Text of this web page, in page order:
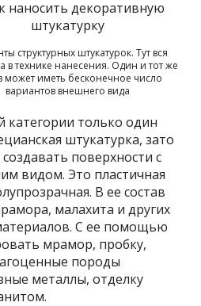
структурных штукатурок. Тут вся
в технике нанесения. Один и тот же
может иметь бесконечное число
вариантов внешнего вида
категории только один
штукатурка, зато
поверхности с
видом. Это пластичная
В ее состав
малахита и других
С ее помощью
мрамор, пробку,
породы
металлы, отделку